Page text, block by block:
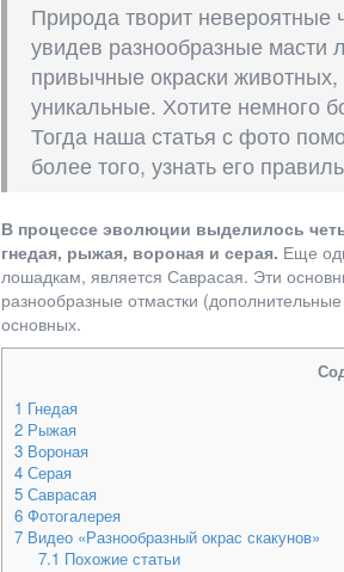
Природа творит невероятные
увидев разнообразные масти
привычные окраски
уникальные. Хотите немного
Тогда наша статья с фото
более того, узнать его
В процессе эволюции выделилось
гнедая, рыжая, вороная и серая. Еще
лошадкам, является Саврасая. Эти
разнообразные отмастки
основных.
1 Гнедая
2 Рыжая
3 Вороная
4 Серая
5 Саврасая
6 Фотогалерея
7 Видео «Разнообразный окрас скакунов»
7.1 Похожие статьи